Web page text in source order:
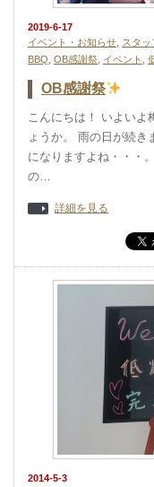
2019-6-17
イベント・お知らせ スタッ
BBQ OB感謝祭 イベント
OB感謝祭
こんにちは！ いよいよ
ょうか。 雨の日が続き
になりますよね・・・
の…
詳細を見る
2014-5-3